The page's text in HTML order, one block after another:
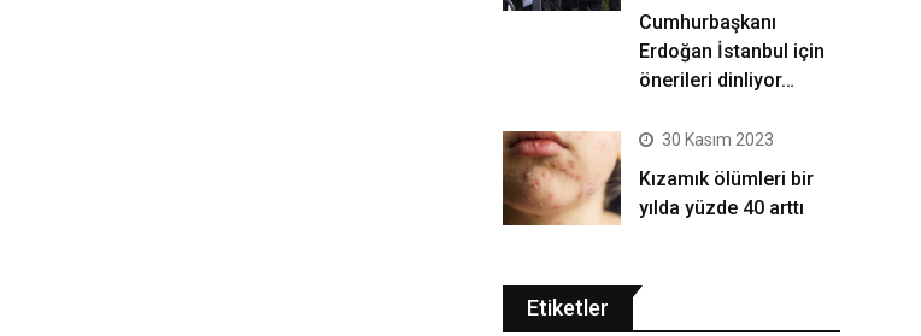
Cumhurbaşkanı
Erdoğan İstanbul için
önerileri dinliyor…
30 Kasım 2023
Kızamık ölümleri bir
yılda yüzde 40 arttı
Etiketler